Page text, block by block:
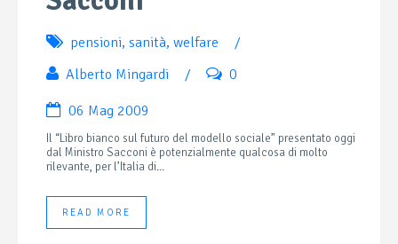
pensioni, sanità, welfare
/
Alberto Mingardi
/ 0
06 Mag 2009
Il “Libro bianco sul futuro del modello sociale” presentato oggi
dal Ministro Sacconi è potenzialmente qualcosa di molto
rilevante, per l’Italia di...
READ MORE